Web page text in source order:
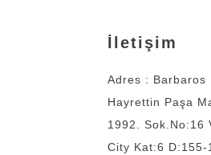
İletişim
Adres : Barbaros
Hayrettin Paşa
1992. Sok.No:16
City Kat:6 D:155-